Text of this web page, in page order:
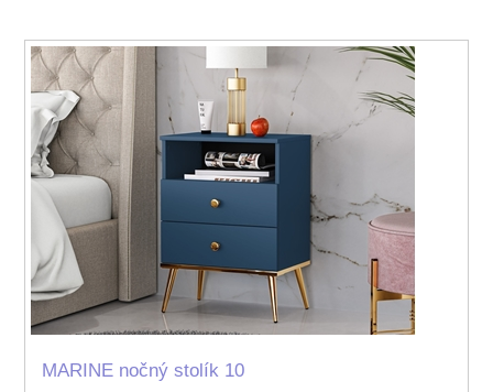
MARINE nočný stolík 10